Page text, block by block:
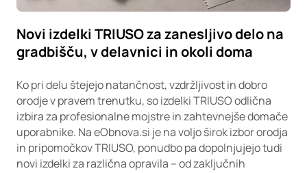
Novi izdelki TRIUSO za zanesljivo delo na
gradbišču, v delavnici in okoli doma
Ko pri delu štejejo natančnost, vzdržljivost in dobro
orodje v pravem trenutku, so izdelki TRIUSO odlična
izbira za profesionalne mojstre in zahtevnejše domače
uporabnike. Na eObnova.si je na voljo širok izbor orodja
in pripomočkov TRIUSO, ponudbo pa dopolnjujejo tudi
novi izdelki za različna opravila – od zaključnih